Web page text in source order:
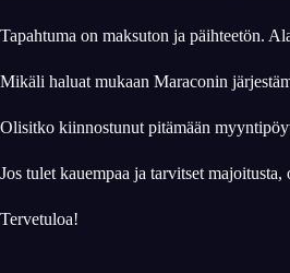
Tapahtuma on maksuton ja päihteetön.
Mikäli haluat mukaan Maraconin
Olisitko kiinnostunut pitämään
Jos tulet kauempaa ja tarvitset
Tervetuloa!